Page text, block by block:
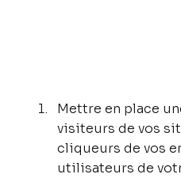
Mettre en place
visiteurs de vos
cliqueurs de vos
utilisateurs de